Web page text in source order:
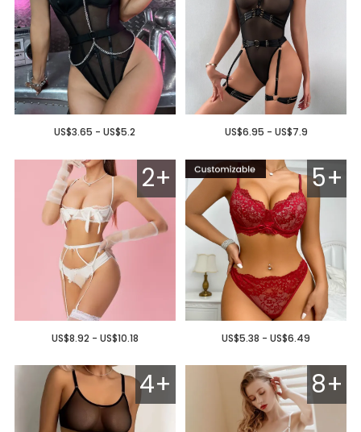
US$3.65 - US$5.2 US$6.95 - US$7.9
2+
US$8.92 - US$10.18
5+
US$5.38 - US$6.49
4+ 8+